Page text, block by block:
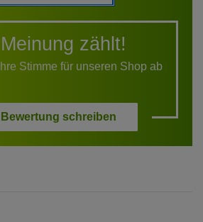
zählt!
Stimme für unseren Shop ab
schreiben